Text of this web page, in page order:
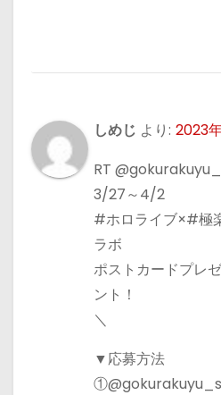
しめじ より: 2023
RT
3/27～4/2
#ホロライブ×#極
ラボ
ポストカードプレ
ント！
＼
▼応募方法